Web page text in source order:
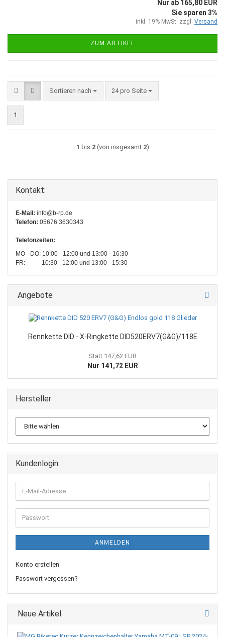
Nur ab 165,80 EUR
Sie sparen 3%
inkl. 19% MwSt. zzgl. Versand
ZUM ARTIKEL
Sortieren nach
Sortieren nach 24 pro Seite
pro Seite
1
1 bis 2(von insgesamt 2)
Kontakt:
E-Mail: info@b-rp.de
Telefon: 05676 3630343
Telefonzeiten:
MO - DO: 10:00 - 12:00 und 13:00 - 16:30
FR: 10:30 - 12:00 und 13:00 - 15:30
Angebote
Rennkette DID - X-Ringkette DID520ERV7(G&G)/118E
Statt 147,62 EUR
Nur 141,72 EUR
Hersteller
Kundenlogin
E-
Mail-
Adresse
Passwort
ANMELDEN
Konto erstellen
Passwort vergessen?
Neue Artikel